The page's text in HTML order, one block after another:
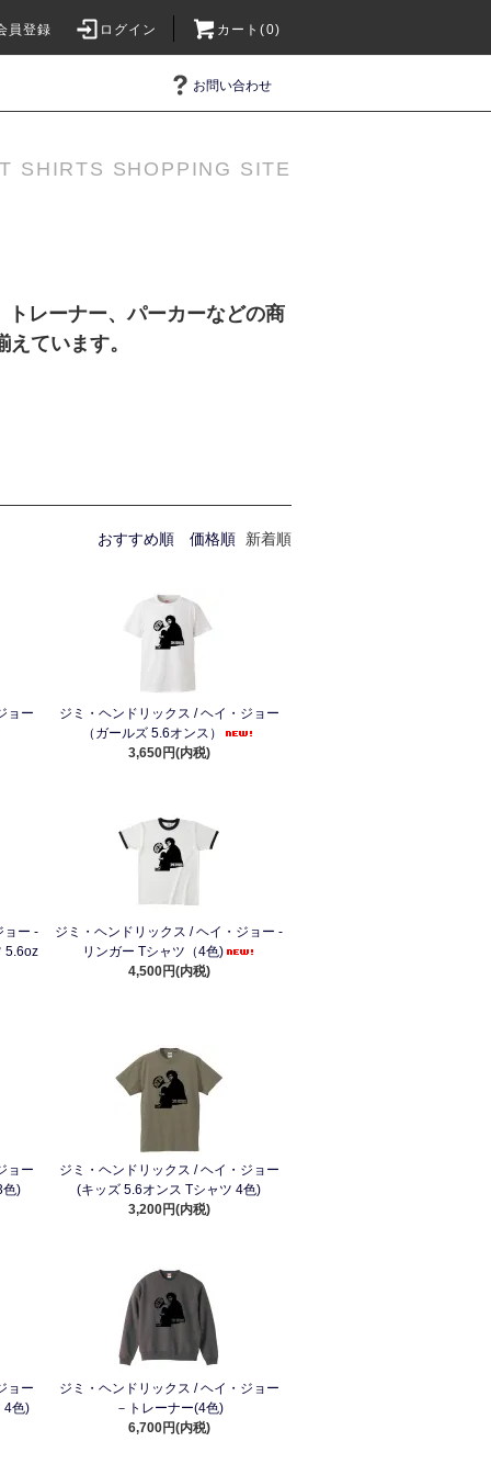
員登録 ログイン カート(0)
お問い合わせ
SHIRTS SHOPPING SITE
レーナー、パーカーなどの商
ています。
おすすめ順 価格順 新着順
ョー
ジミ・ヘンドリックス / ヘイ・ジョー
（ガールズ 5.6オンス）
3,650円(内税)
ョー -
5.6oz
ジミ・ヘンドリックス / ヘイ・ジョー -
リンガー Tシャツ（4色)
4,500円(内税)
ョー
色)
ジミ・ヘンドリックス / ヘイ・ジョー
(キッズ 5.6オンス Tシャツ 4色)
3,200円(内税)
ョー
4色)
ジミ・ヘンドリックス / ヘイ・ジョー
－トレーナー(4色)
6,700円(内税)